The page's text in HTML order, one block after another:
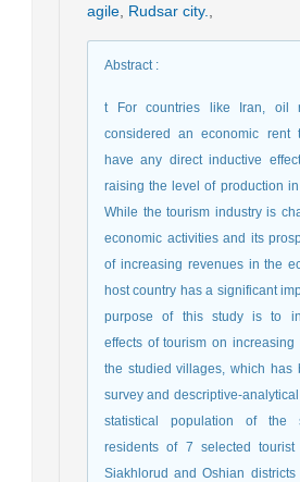
agile Rudsar city.
Abstract:
t For countries like Iran, oil
considered an economic rent
have any direct inductive
raising the level of production
While the tourism industry is
economic activities and its
of increasing revenues in the
host country has a significant
purpose of this study is to
effects of tourism on increasing
the studied villages, which has
survey and descriptive-
statistical population of the
residents of 7 selected tourist
Siakhlorud and Oshian